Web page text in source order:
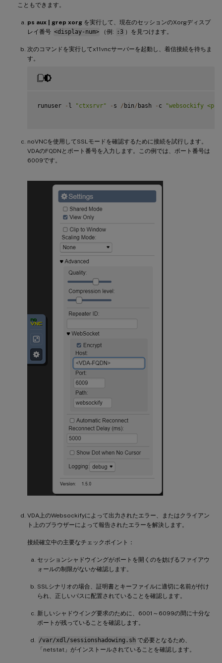
こともできます。
ps aux | grep xorg を実行して、現在のセッションのXorgディスプ
レイ番号 <display-num> （例: :3 ）を見つけます。
次のコマンドを実行してx11vncサーバーを起動し、着信接続を待ちま
す。
runuser - l "ctxsrvr" - s / bin/ bash - c "websockify
noVNCを使用してSSLモードを確認するために接続を試行します。
VDAのFQDNとポート番号を入力します。この例では、ポート番号は
6009です。
VDA上のWebsockifyによって出力されたエラー、またはクライアン
ト上のブラウザーによって報告されたエラーを解決します。
接続確立中の主要なチェックポイント：
セッションシャドウイングがポートを開くのを妨げるファイアウ
ォールの制限がないか確認します。
SSLシナリオの場合、証明書とキーファイルに適切に名前が付け
られ、正しいパスに配置されていることを確認します。
新しいシャドウイング要求のために、6001～6099の間に十分な
ポートが残っていることを確認します。
/var/xdl/sessionshadowing.sh で必要となるため、
「netstat」がインストールされていることを確認します。